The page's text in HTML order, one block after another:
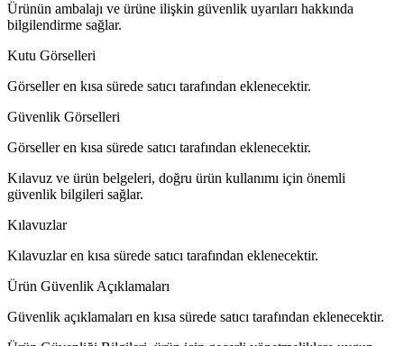
Ürünün ambalajı ve ürüne ilişkin güvenlik uyarıları hakkında
bilgilendirme sağlar.
Kutu Görselleri
Görseller en kısa sürede satıcı tarafından eklenecektir.
Güvenlik Görselleri
Görseller en kısa sürede satıcı tarafından eklenecektir.
Kılavuz ve ürün belgeleri, doğru ürün kullanımı için önemli
güvenlik bilgileri sağlar.
Kılavuzlar
Kılavuzlar en kısa sürede satıcı tarafından eklenecektir.
Ürün Güvenlik Açıklamaları
Güvenlik açıklamaları en kısa sürede satıcı tarafından eklenecektir.